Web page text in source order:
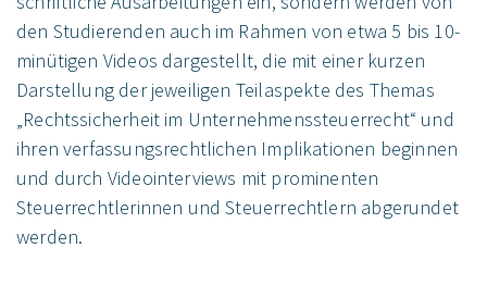
den Studierenden auch im Rahmen von etwa 5 bis 10-
minütigen Videos dargestellt, die mit einer kurzen
Darstellung der jeweiligen Teilaspekte des Themas
„Rechtssicherheit im Unternehmenssteuerrecht“ und
ihren verfassungsrechtlichen Implikationen beginnen
und durch Videointerviews mit prominenten
Steuerrechtlerinnen und Steuerrechtlern abgerundet
werden.